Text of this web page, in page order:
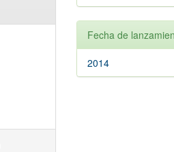
Fecha de
2014